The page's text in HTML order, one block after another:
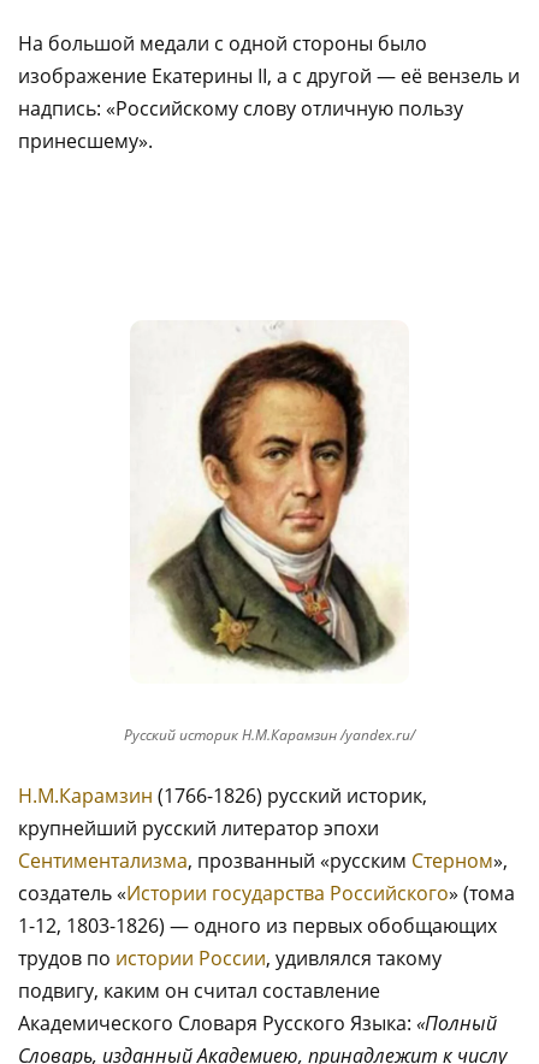
На большой медали с одной стороны было
изображение Екатерины II, а с другой — её вензель и
надпись: «Российскому слову отличную пользу
принесшему».
Русский историк Н.М.Карамзин /yandex.ru/
Н.М.Карамзин (1766-1826) русский историк,
крупнейший русский литератор эпохи
Сентиментализма, прозванный «русским Стерном»,
создатель «Истории государства Российского» (тома
1-12, 1803-1826) — одного из первых обобщающих
трудов по истории России, удивлялся такому
подвигу, каким он считал составление
Академического Словаря Русского Языка: «Полный
Словарь, изданный Академиею, принадлежит к числу